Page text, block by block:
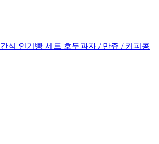
식 인기빵 세트 호두과자 / 만쥬 / 커피콩